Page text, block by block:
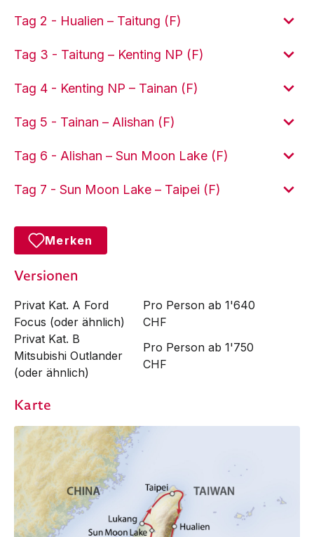
Tag 2 - Hualien – Taitung (F)
Tag 3 - Taitung – Kenting NP (F)
Tag 4 - Kenting NP – Tainan (F)
Tag 5 - Tainan – Alishan (F)
Tag 6 - Alishan – Sun Moon Lake (F)
Tag 7 - Sun Moon Lake – Taipei (F)
Merken
Versionen
Privat Kat. A Ford
Focus (oder ähnlich)
Pro Person ab 1'640
CHF
Privat Kat. B
Mitsubishi Outlander
(oder ähnlich)
Pro Person ab 1'750
CHF
Karte